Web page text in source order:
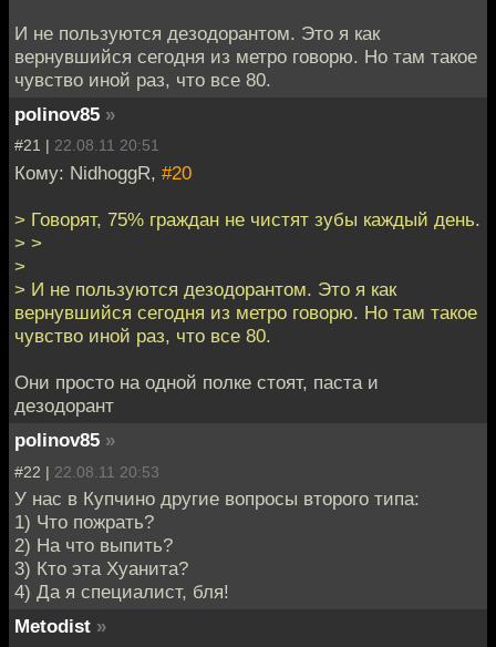
И не пользуются дезодорантом. Это я как
вернувшийся сегодня из метро говорю. Но там такое
чувство иной раз, что все 80.
polinov85 »
#21 | 22.08.11 20:51
Кому: NidhoggR, #20
> Говорят, 75% граждан не чистят зубы каждый день.
> >
>
> И не пользуются дезодорантом. Это я как
вернувшийся сегодня из метро говорю. Но там такое
чувство иной раз, что все 80.
Они просто на одной полке стоят, паста и
дезодорант
polinov85 »
#22 | 22.08.11 20:53
У нас в Купчино другие вопросы второго типа:
1) Что пожрать?
2) На что выпить?
3) Кто эта Хуанита?
4) Да я специалист, бля!
Metodist »